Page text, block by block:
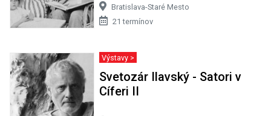
Bratislava-Staré Mesto
21 termínov
Výstavy >
Svetozár Ilavský - Satori v
Cíferi II